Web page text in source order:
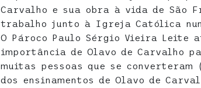
Carvalho e sua obra à vida de São
trabalho junto à Igreja Católica
O Pároco Paulo Sérgio Vieira Leite
importância de Olavo de Carvalho
muitas pessoas que se
dos ensinamentos de Olavo de